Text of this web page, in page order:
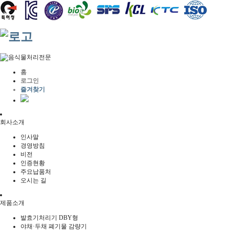
홈
로그인
즐겨찾기
회사소개
인사말
경영방침
비전
인증현황
주요납품처
오시는 길
제품소개
발효기처리기 DBY형
야채·두채 폐기물 감량기